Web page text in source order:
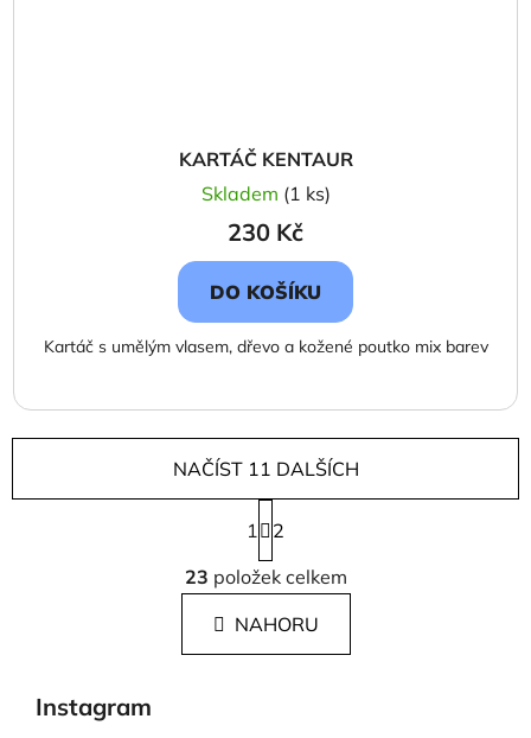
KARTÁČ KENTAUR
Skladem (1 ks)
230 Kč
DO KOŠÍKU
Kartáč s umělým vlasem, dřevo a kožené poutko mix barev
O
v
l
á
d
NAČÍST 11 DALŠÍCH
S
t
r
á
n
k
1
2
23 položek celkem
NAHORU
Instagram